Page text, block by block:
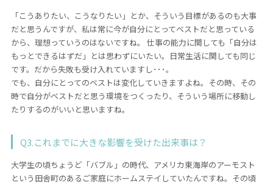
「こうありたい、こうなりたい」とか、そういう目標があるのも大事
だと思うんですが、私は常に今が自分にとってベストだと思っている
から、理想っていうのはないですね。 仕事の能力に関しても「自分は
もっとできるはずだ」とは思わずにいたい。日常生活に関しても同じ
です。だから失敗も受け入れていますし･･･。
でも、自分にとってのベストは変化していきますよね。その時、その
時で自分がベストだと思う環境をつくったり、そういう場所に移動し
たりするのがいいと思いますね。
Q3.これまでに大きな影響を受けた出来事は？
大学生の頃ちょうど「バブル」の時代、アメリカ東海岸のアーモスト
という田舎町のあるご家庭にホームステイしていたんですね。その頃